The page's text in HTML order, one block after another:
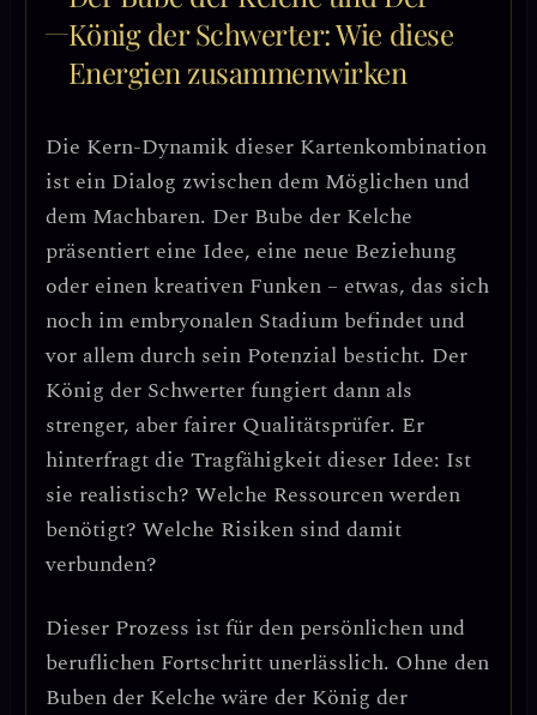
König der Schwerter: Wie diese
Energien zusammenwirken
Die Kern-Dynamik dieser Kartenkombination
ist ein Dialog zwischen dem Möglichen und
dem Machbaren. Der Bube der Kelche
präsentiert eine Idee, eine neue Beziehung
oder einen kreativen Funken – etwas, das sich
noch im embryonalen Stadium befindet und
vor allem durch sein Potenzial besticht. Der
König der Schwerter fungiert dann als
strenger, aber fairer Qualitätsprüfer. Er
hinterfragt die Tragfähigkeit dieser Idee: Ist
sie realistisch? Welche Ressourcen werden
benötigt? Welche Risiken sind damit
verbunden?
Dieser Prozess ist für den persönlichen und
beruflichen Fortschritt unerlässlich. Ohne den
Buben der Kelche wäre der König der